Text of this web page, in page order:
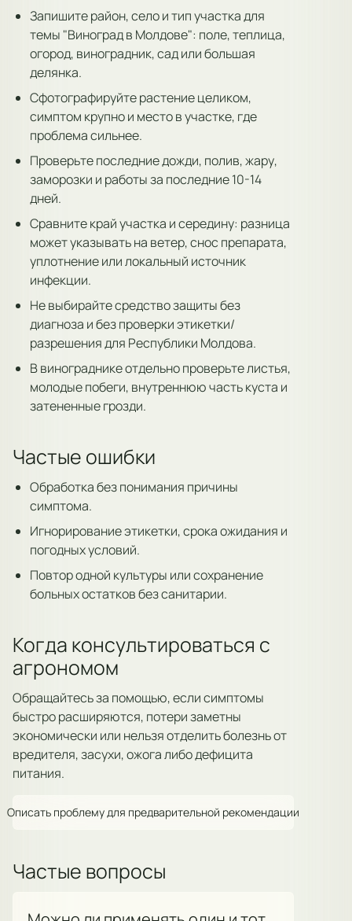
Запишите район, село и тип участка для
темы "Виноград в Молдове": поле, теплица,
огород, виноградник, сад или большая
делянка.
Сфотографируйте растение целиком,
симптом крупно и место в участке, где
проблема сильнее.
Проверьте последние дожди, полив, жару,
заморозки и работы за последние 10-14
дней.
Сравните край участка и середину: разница
может указывать на ветер, снос препарата,
уплотнение или локальный источник
инфекции.
Не выбирайте средство защиты без
диагноза и без проверки этикетки/
разрешения для Республики Молдова.
В винограднике отдельно проверьте листья,
молодые побеги, внутреннюю часть куста и
затененные грозди.
Частые ошибки
Обработка без понимания причины
симптома.
Игнорирование этикетки, срока ожидания и
погодных условий.
Повтор одной культуры или сохранение
больных остатков без санитарии.
Когда консультироваться с
агрономом
Обращайтесь за помощью, если симптомы
быстро расширяются, потери заметны
экономически или нельзя отделить болезнь от
вредителя, засухи, ожога либо дефицита
питания.
Описать проблему для предварительной рекомендации
Частые вопросы